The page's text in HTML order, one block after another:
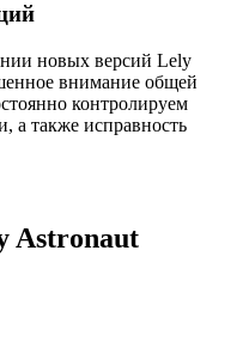
новых версий Lely
внимание общей
контролируем
а также исправность
Astronaut